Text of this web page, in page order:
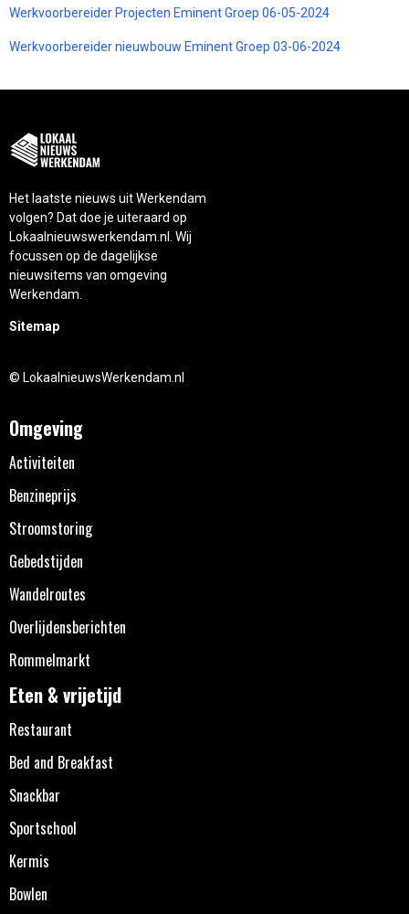
Werkvoorbereider Projecten Eminent Groep 06-05-2024
Werkvoorbereider nieuwbouw Eminent Groep 03-06-2024
Het laatste nieuws uit Werkendam
volgen? Dat doe je uiteraard op
Lokaalnieuwswerkendam.nl. Wij
focussen op de dagelijkse
nieuwsitems van omgeving
Werkendam.
Sitemap
© LokaalnieuwsWerkendam.nl
Omgeving
Activiteiten
Benzineprijs
Stroomstoring
Gebedstijden
Wandelroutes
Overlijdensberichten
Rommelmarkt
Eten & vrijetijd
Restaurant
Bed and Breakfast
Snackbar
Sportschool
Kermis
Bowlen